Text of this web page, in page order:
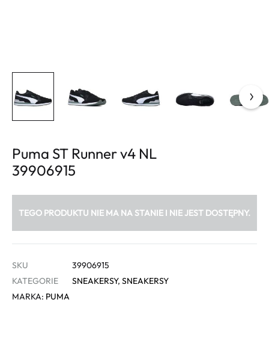
Puma ST Runner v4 NL
39906915
TEGO PRODUKTU NIE MA NA STANIE I NIE JEST DOSTĘPNY.
SKU
39906915
KATEGORIE
SNEAKERSY, SNEAKERSY
MARKA: PUMA